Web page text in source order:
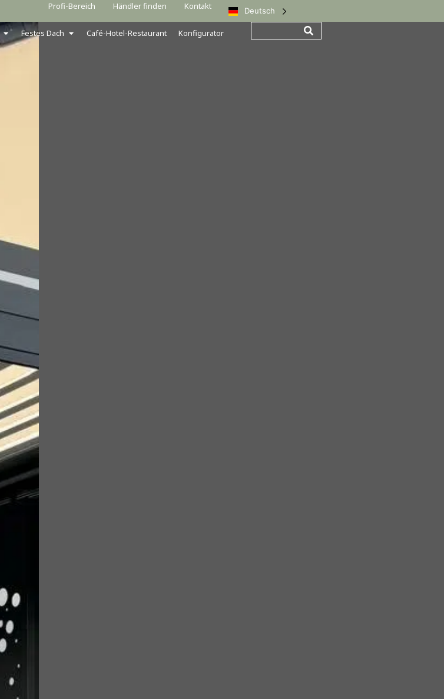
Profi-Bereich Händler finden Kontakt Deutsch
Festes Dach Café-Hotel-Restaurant Konfigurator